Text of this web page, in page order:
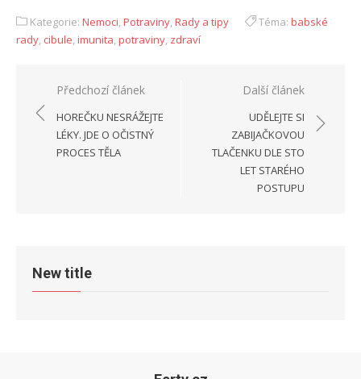
Kategorie: Nemoci,Potraviny,Rady a tipy Téma: babské
rady, cibule,imunita,potraviny, zdraví
Navigace
pro
příspěvek
Předchozí článek
HOREČKU NESRÁŽEJTE
LÉKY. JDE O OČISTNÝ
PROCES TĚLA
Další článek
UDĚLEJTE SI
ZABIJAČKOVOU
TLAČENKU DLE STO
LET STARÉHO
POSTUPU
New title